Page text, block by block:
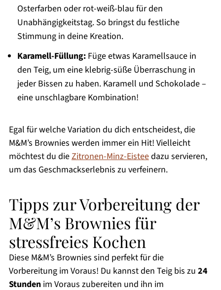
Osterfarben oder rot-weiß-blau für den
Unabhängigkeitstag. So bringst du festliche
Stimmung in deine Kreation.
Karamell-Füllung:Füge etwas Karamellsauce in
den Teig, um eine klebrig-süße Überraschung in
jeder Bissen zu haben. Karamell und Schokolade –
eine unschlagbare Kombination!
Egal für welche Variation du dich entscheidest, die
M&M’s Brownies werden immer ein Hit! Vielleicht
möchtest du dieZitronen-Minz-Eisteedazu servieren,
um das Geschmackserlebnis zu verfeinern.
Tipps zur Vorbereitung der
M&M’s Brownies für
stressfreies Kochen
Diese M&M’s Brownies sind perfekt für die
Vorbereitung im Voraus! Du kannst den Teig bis zu 24
Stundenim Voraus zubereiten und ihn im